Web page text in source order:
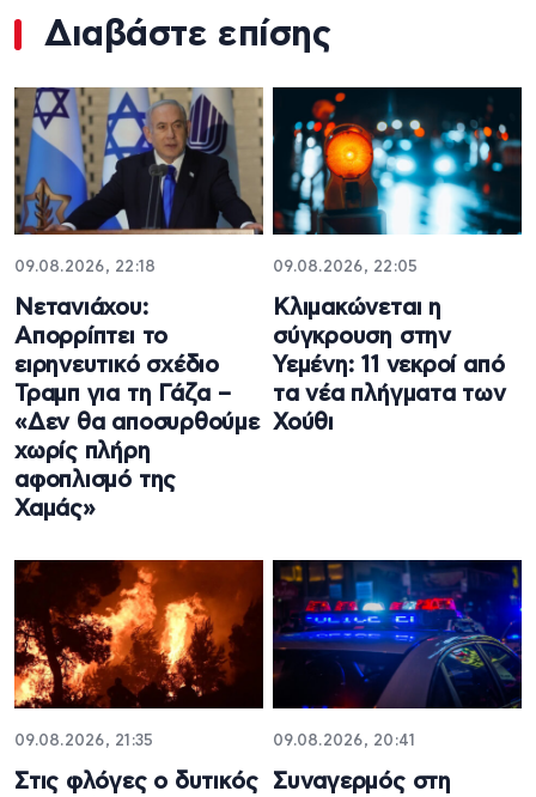
Διαβάστε επίσης
09.08.2026, 22:18
Νετανιάχου:
Απορρίπτει το
ειρηνευτικό σχέδιο
Τραμπ για τη Γάζα –
«Δεν θα αποσυρθούμε
χωρίς πλήρη
αφοπλισμό της
Χαμάς»
09.08.2026, 22:05
Κλιμακώνεται η
σύγκρουση στην
Υεμένη: 11 νεκροί από
τα νέα πλήγματα των
Χούθι
09.08.2026, 21:35
Στις φλόγες ο δυτικός
09.08.2026, 20:41
Συναγερμός στη